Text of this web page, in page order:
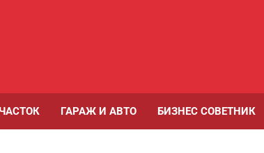
ГАРАЖ И АВТО БИЗНЕС СОВЕТНИК